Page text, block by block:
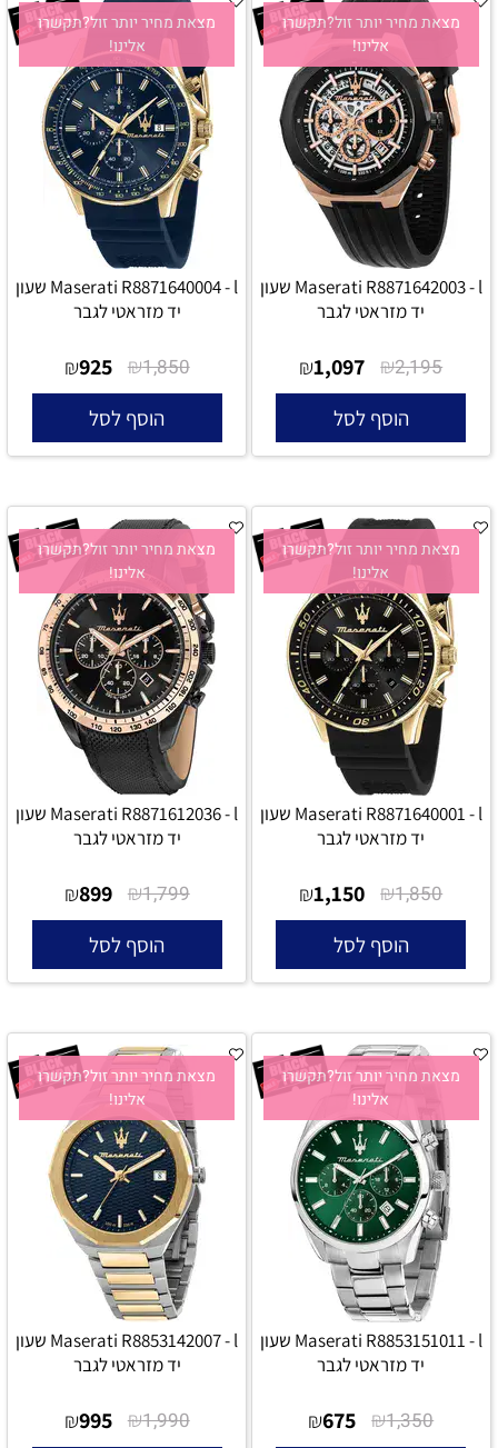
מצאת מחיר יותר זול?תקשרו
אלינו!
Maserati R8871642003 - l שעון
יד מזראטי לגבר
₪2,195
₪1,097
הוסף לסל
מצאת מחיר יותר זול?תקשרו
אלינו!
Maserati R8871640004 - l שעון
יד מזראטי לגבר
₪1,850
₪925
הוסף לסל
מצאת מחיר יותר זול?תקשרו
אלינו!
Maserati R8871640001 - l שעון
יד מזראטי לגבר
₪1,850
₪1,150
הוסף לסל
מצאת מחיר יותר זול?תקשרו
אלינו!
Maserati R8871612036 - l שעון
יד מזראטי לגבר
₪1,799
₪899
הוסף לסל
מצאת מחיר יותר זול?תקשרו
אלינו!
Maserati R8853151011 - l שעון
יד מזראטי לגבר
₪1,350
₪675
מצאת מחיר יותר זול?תקשרו
אלינו!
Maserati R8853142007 - l שעון
יד מזראטי לגבר
₪1,990
₪995